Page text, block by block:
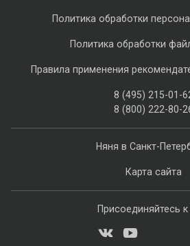
Няня в Санкт-
Карта сайта
Политика обработки
Политика обработки
Правила применения
8 (495) 215-01-
8 (800) 222-80-
Присоединяйтесь